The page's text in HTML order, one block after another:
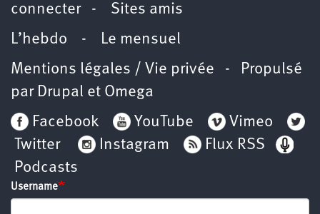
connecter- Sites amis
L’hebdo - Le mensuel
Mentions légales / Vie privée - Propulsé
par Drupal et Omega
Facebook
YouTube
Vimeo
Twitter
Instagram
Flux RSS
Podcasts
Username